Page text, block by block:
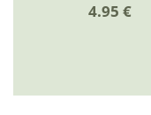
4.95 €